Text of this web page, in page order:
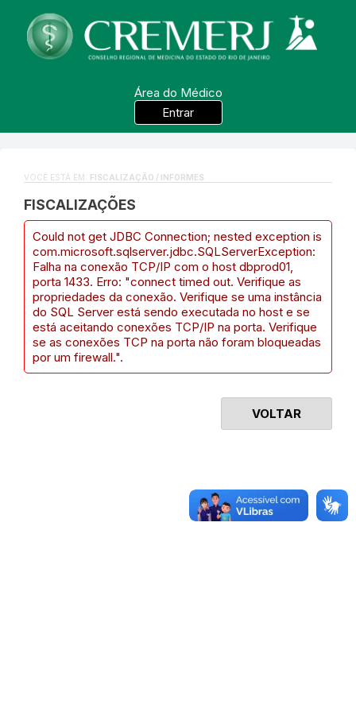
Área do Médico
Entrar
VOCÊ ESTÁ EM: FISCALIZAÇÃO / INFORMES
FISCALIZAÇÕES
Could not get JDBC Connection; nested exception is
com.microsoft.sqlserver.jdbc.SQLServerException:
Falha na conexão TCP/IP com o host dbprod01,
porta 1433. Erro: "connect timed out. Verifique as
propriedades da conexão. Verifique se uma instância
do SQL Server está sendo executada no host e se
está aceitando conexões TCP/IP na porta. Verifique
se as conexões TCP na porta não foram bloqueadas
por um firewall.".
VOLTAR